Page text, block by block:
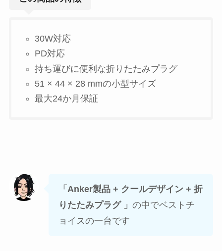
30W対応
PD対応
持ち運びに便利な折りたたみプラグ
51 × 44 × 28 mmの小型サイズ
最大24か月保証
「Anker製品 + クールデザイン + 折
りたたみプラグ 」 の中でベストチ
ョイスの一台です